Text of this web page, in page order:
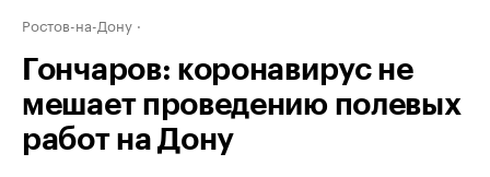
Ростов-на-Дону
Гончаров: коронавирус не
мешает проведению полевых
работ на Дону